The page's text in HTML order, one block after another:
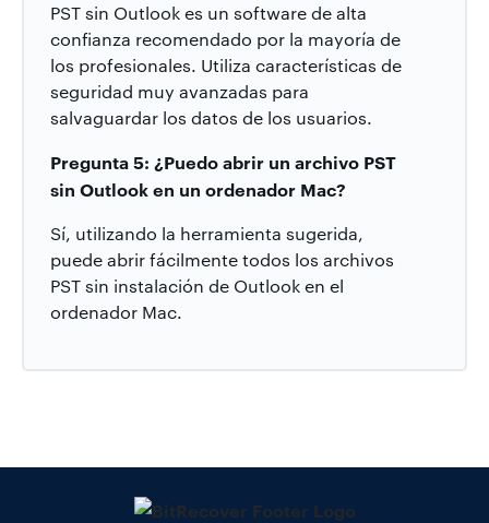
PST sin Outlook es un software de alta
confianza recomendado por la mayoría de
los profesionales. Utiliza características de
seguridad muy avanzadas para
salvaguardar los datos de los usuarios.
Pregunta 5: ¿Puedo abrir un archivo PST
sin Outlook en un ordenador Mac?
Sí, utilizando la herramienta sugerida,
puede abrir fácilmente todos los archivos
PST sin instalación de Outlook en el
ordenador Mac.